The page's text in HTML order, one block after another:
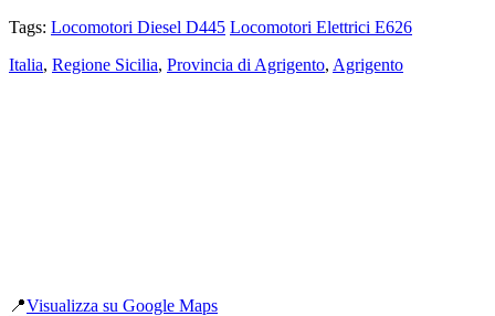
Tags: Locomotori Diesel D445 Locomotori Elettrici E626
Italia, Regione Sicilia, Provincia di Agrigento, Agrigento
📍Visualizza su Google Maps